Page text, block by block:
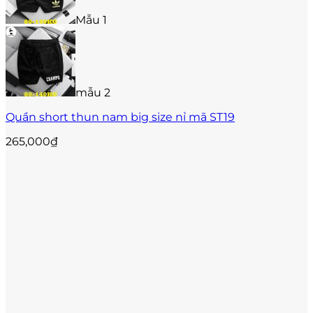
biến
thể.
Các
tùy
chọn
có
thể
chọn
trang
Mẫu 1
mẫu 2
Quần short thun nam big size nỉ mã ST19
265,000₫